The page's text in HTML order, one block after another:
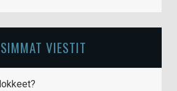
VIESTIT